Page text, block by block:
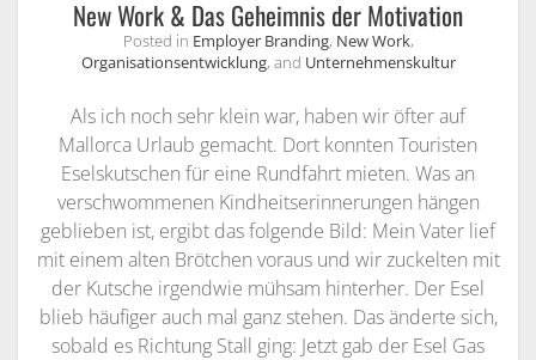
New Work & Das Geheimnis der Motivation
Posted in Employer Branding, New Work,
Organisationsentwicklung, and Unternehmenskultur
Als ich noch sehr klein war, haben wir öfter auf
Mallorca Urlaub gemacht. Dort konnten Touristen
Eselskutschen für eine Rundfahrt mieten. Was an
verschwommenen Kindheitserinnerungen hängen
geblieben ist, ergibt das folgende Bild: Mein Vater lief
mit einem alten Brötchen voraus und wir zuckelten mit
der Kutsche irgendwie mühsam hinterher. Der Esel
blieb häufiger auch mal ganz stehen. Das änderte sich,
sobald es Richtung Stall ging: Jetzt gab der Esel Gas